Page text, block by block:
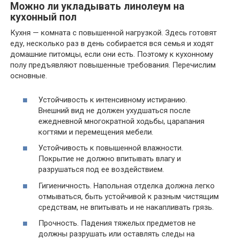
Можно ли укладывать линолеум на
кухонный пол
Кухня — комната с повышенной нагрузкой. Здесь готовят
еду, несколько раз в день собирается вся семья и ходят
домашние питомцы, если они есть. Поэтому к кухонному
полу предъявляют повышенные требования. Перечислим
основные.
Устойчивость к интенсивному истиранию.
Внешний вид не должен ухудшаться после
ежедневной многократной ходьбы, царапания
когтями и перемещения мебели.
Устойчивость к повышенной влажности.
Покрытие не должно впитывать влагу и
разрушаться под ее воздействием.
Гигиеничность. Напольная отделка должна легко
отмываться, быть устойчивой к разным чистящим
средствам, не впитывать и не накапливать грязь.
Прочность. Падения тяжелых предметов не
должны разрушать или оставлять следы на